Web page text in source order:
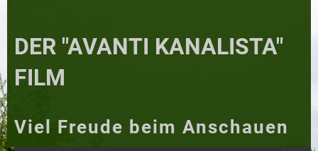
DER "AVANTI KANALISTA"
FILM
Viel Freude beim Anschauen